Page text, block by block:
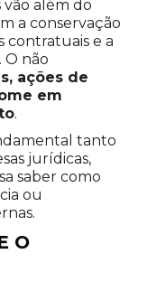
vão além do
a conservação
contratuais e a
O não
ações de
em
.
tanto
jurídicas,
saber como
ou
O